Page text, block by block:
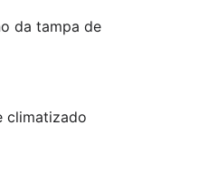
da tampa de
climatizado